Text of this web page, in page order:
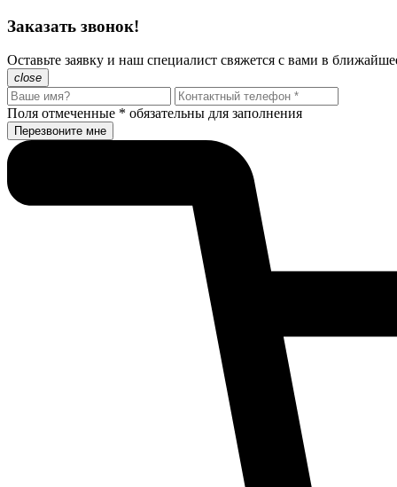
Заказать звонок!
Оставьте заявку и наш специалист свяжется с вами в
close
Поля отмеченные * обязательны для заполнения